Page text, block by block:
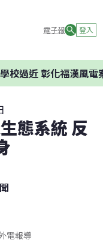
電子報 登入
過近 彰化福漢風電案
態系統 反
電報導